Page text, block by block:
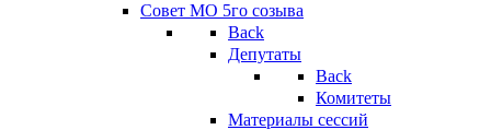
Совет МО 5го созыва
Back
Депутаты
Back
Комитеты
Материалы сессий